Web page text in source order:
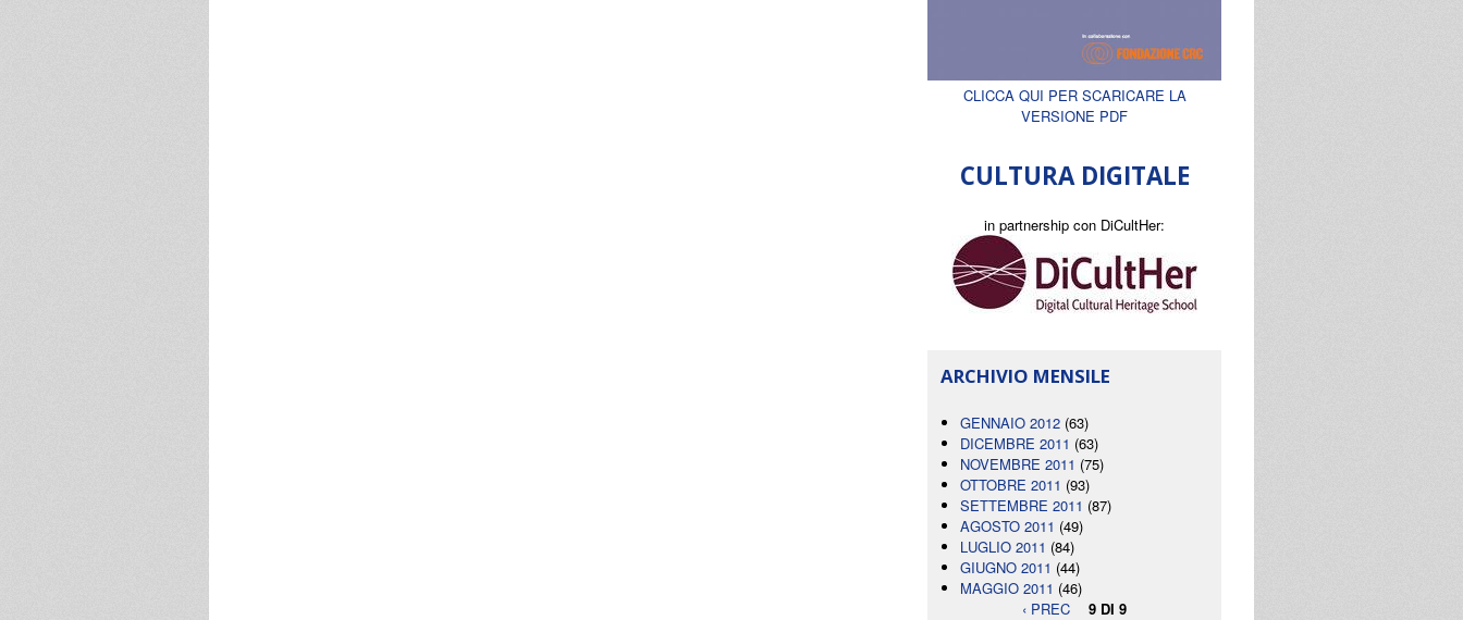
CLICCA QUI PER SCARICARE LA
VERSIONE PDF
CULTURA DIGITALE
in partnership con DiCultHer:
ARCHIVIO MENSILE
GENNAIO 2012 (63)
DICEMBRE 2011 (63)
NOVEMBRE 2011 (75)
OTTOBRE 2011 (93)
SETTEMBRE 2011 (87)
AGOSTO 2011 (49)
LUGLIO 2011 (84)
GIUGNO 2011 (44)
MAGGIO 2011 (46)
‹ PREC
9 DI 9